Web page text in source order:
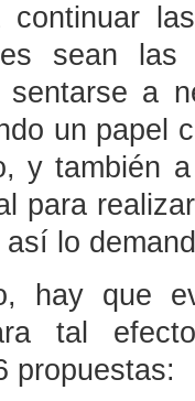
continuar
sean las
sentarse a
un papel
y también
para
así lo
hay que
tal
propuestas: